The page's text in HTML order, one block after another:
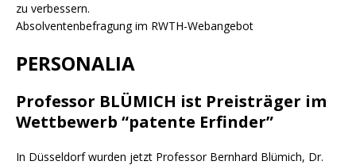
zu verbessern.
Absolventenbefragung im RWTH-Webangebot
PERSONALIA
Professor BLÜMICH ist Preisträger im
Wettbewerb “patente Erfinder”
In Düsseldorf wurden jetzt Professor Bernhard Blümich, Dr.